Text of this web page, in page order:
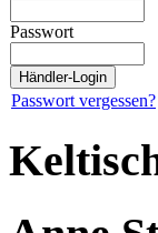
Passwort
Passwort vergessen?